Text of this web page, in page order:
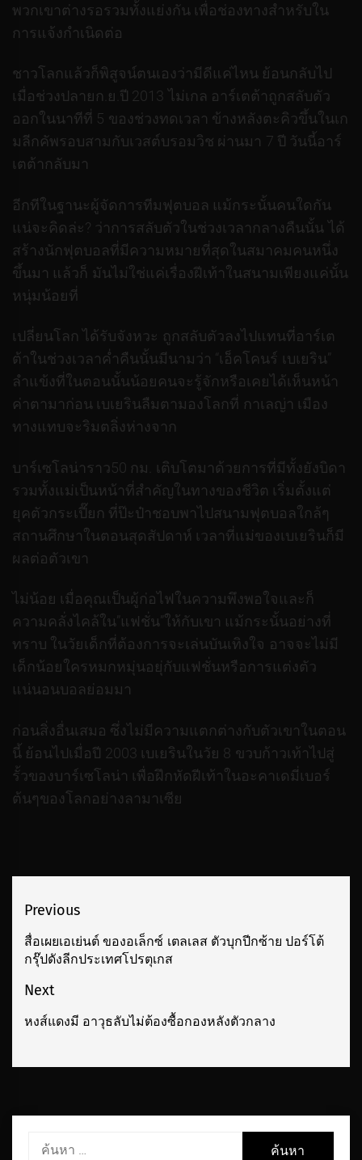
พวกเขาต่างรอรวมทั้งแย่งกัน เพื่อช่องทางสำหรับใน
การแจ้งกำเนิดต่อ
ชาวโลกแล้วก็พิสูจน์ตนเองว่ามีดีแค่ไหน ย้อนกลับไป
เมื่อช่วงปลายก.ย.ปี 2013 ไม่เกล อาร์เตต้าถูกสลับตัว
ออกในนาทีที่ 5 ของช่วงทดเวลา ข้างหลังตะคิวขึ้นในเก
มลีกคัพรอบสามกับเวสต์บรอมวิช ผ่านมา 7 ปี วันนี้อาร์
เตต้ากลับมา
อีกทีในฐานะผู้จัดการทีมฟุตบอล แม้กระนั้นคนใดกัน
แน่จะคิดล่ะ? ว่าการสลับตัวในช่วงเวลากลางคืนนั้น ได้
สร้างนักฟุตบอลที่มีความหมายที่สุดในสมาคมคนหนึ่ง
ขึ้นมา แล้วก็ มันไม่ใช่แค่เรื่องฝีเท้าในสนามเพียงแค่นั้น
หนุ่มน้อยที่
เปลี่ยนโลก ได้รับจังหวะ ถูกสลับตัวลงไปแทนที่อาร์เต
ต้าในช่วงเวลาค่ำคืนนั้นมีนามว่า “เอ็คโคนร์ เบเยริน”
ลำแข้งที่ในตอนนั้นน้อยคนจะรู้จักหรือเคยได้เห็นหน้า
ค่าตามาก่อน เบเยรินลืมตามองโลกที่ กาเลญ่า เมือง
ทางแทบจะริมตลิ่งห่างจาก
บาร์เซโลน่าราว50 กม. เติบโตมาด้วยการที่มีทั้งยังบิดา
รวมทั้งแม่เป็นหน้าที่สำคัญในทางของชีวิต เริ่มตั้งแต่
ยุคตัวกระเปี๊ยก ที่ป๊ะป๋าชอบพาไปสนามฟุตบอลใกล้ๆ
สถานศึกษาในตอนสุดสัปดาห์ เวลาที่แม่ของเบเยรินก็มี
ผลต่อตัวเขา
ไม่น้อย เมื่อคุณเป็นผู้ก่อไฟในความพึงพอใจและก็
ความคลั่งไคล้ใน”แฟชั่น”ให้กับเขา แม้กระนั้นอย่างที่
ทราบ ในวัยเด็กที่ต้องการจะเล่นบันเทิงใจ อาจจะไม่มี
เด็กน้อยใครหมกหมุ่นอยุ่กับแฟชั่นหรือการแต่งตัว
แน่นอนบอลย่อมมา
ก่อนสิ่งอื่นเสมอ ซึ่งไม่มีความแตกต่างกับตัวเขาในตอน
นี้ ย้อนไปเมื่อปี 2003 เบเยรินในวัย 8 ขวบก้าวเท้าไปสู่
รั้วของบาร์เซโลน่า เพื่อฝึกหัดฝีเท้าในอะคาเดมี่เบอร์
ต้นๆของโลกอย่างลามาเซีย
เมนู
นำทาง
เรื่อง
Previous
Previous
post:
สื่อเผยเอเย่นต์ ของอเล็กซ์ เตลเลส ตัวบุกปีกซ้าย ปอร์โต้
กรุ๊ปดังลีกประเทศโปรตุเกส
Next
Next
หงส์แดงมี อาวุธลับไม่ต้องซื้อกองหลังตัวกลาง
ค้นหา